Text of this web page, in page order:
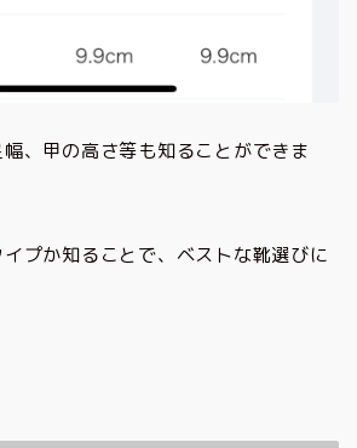
、甲の高さ等も知ることができま
プか知ることで、ベストな靴選びに